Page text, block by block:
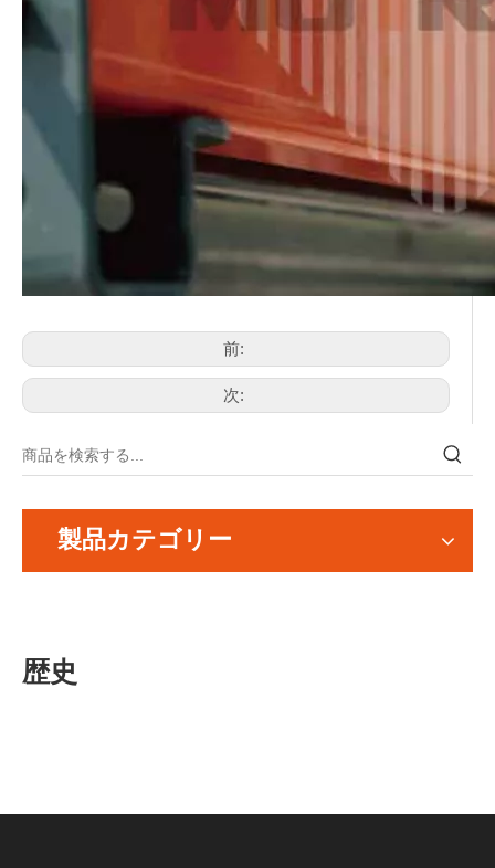
前:
次:
製品カテゴリー
歴史